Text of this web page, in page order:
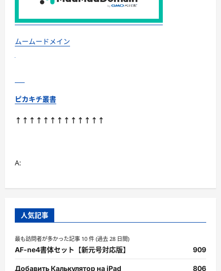
ムームードメイン
ピカキチ叢書
↑↑↑↑↑↑↑↑↑↑↑↑↑
A:
人気記事
最も訪問者が多かった記事 10 件 (過去 28 日間)
AF-ne4書体セット【新元号対応版】 909
Добавить Калькулятор на iPad 806